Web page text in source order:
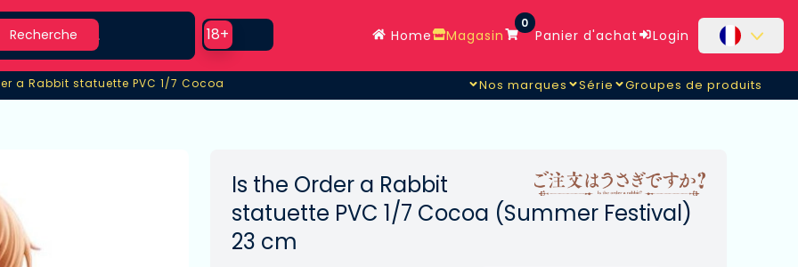
Recherche
Use setting
18+ Home Magasin
0
Panier d'achat Login
a Rabbit statuette PVC 1/7 Cocoa
a Rabbit statuette PVC 1/7 Cocoa Nos marques Série Groupes de produits
Is the Order a Rabbit
statuette PVC 1/7 Cocoa (Summer Festival)
23 cm